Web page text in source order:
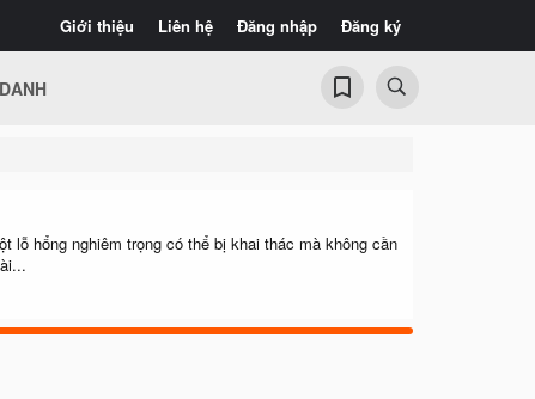
Giới thiệu Liên hệ Đăng nhập Đăng ký
lỗ hổng nghiêm trọng có thể bị khai thác mà không cần